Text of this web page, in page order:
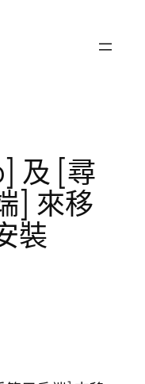
及 [尋
] 來移
裝